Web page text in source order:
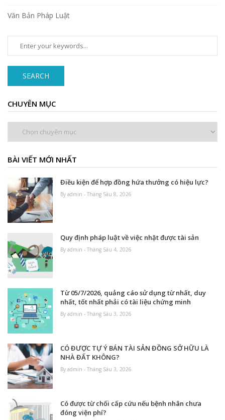
Văn Bản Pháp Luật
SEARCH
CHUYÊN MỤC
BÀI VIẾT MỚI NHẤT
Điều kiện để hợp đồng hứa thưởng có hiệu lực?
By admin - Tháng Sáu 8, 2026
Quy định pháp luật về việc nhặt được tài sản
By admin - Tháng Sáu 4, 2026
Từ 05/7/2026, quảng cáo sử dụng từ nhất, duy
nhất, tốt nhất phải có tài liệu chứng minh
By admin - Tháng Sáu 3, 2026
CÓ ĐƯỢC TỰ Ý BÁN TÀI SẢN ĐỒNG SỞ HỮU LÀ
NHÀ ĐẤT KHÔNG?
By admin - Tháng Sáu 3, 2026
Có được từ chối cấp cứu nếu bệnh nhân chưa
đóng viện phí?